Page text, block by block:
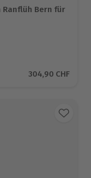
Ranflüh Bern für
11 Bewertungen
Aktueller Preis
304,90 CHF